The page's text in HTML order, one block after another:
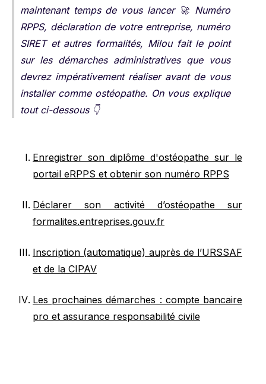
maintenant temps de vous lancer 🚀 Numéro
RPPS, déclaration de votre entreprise, numéro
SIRET et autres formalités, Milou fait le point
sur les démarches administratives que vous
devrez impérativement réaliser avant de vous
installer comme ostéopathe. On vous explique
tout ci-dessous 👇
Enregistrer son diplôme d'ostéopathe sur le
portail eRPPS et obtenir son numéro RPPS
Déclarer son activité d’ostéopathe sur
formalites.entreprises.gouv.fr
Inscription (automatique) auprès de l’URSSAF
et de la CIPAV
Les prochaines démarches : compte bancaire
pro et assurance responsabilité civile